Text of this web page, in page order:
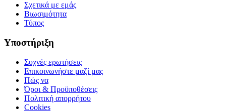
Σχετικά με εμάς
Βιωσιμότητα
Τύπος
Υποστήριξη
Συχνές ερωτήσεις
Επικοινωνήστε μαζί μας
Πώς να
Όροι & Προϋποθέσεις
Πολιτική απορρήτου
Cookies